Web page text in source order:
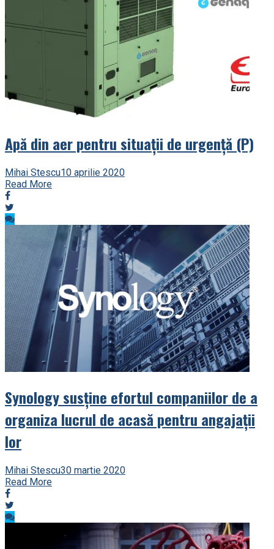
Apă din aer pentru situații de urgență (P)
Mihai Stescu10 aprilie 2020
Read More
Synology susţine efortul companiilor de a
organiza lucrul de acasă pentru angajaţii
lor
Mihai Stescu30 martie 2020
Read More